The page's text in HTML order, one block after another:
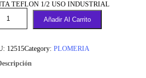
TEFLON 1/2 USO INDUSTRIAL
Añadir Al Carrito
12515Category: PLOMERIA